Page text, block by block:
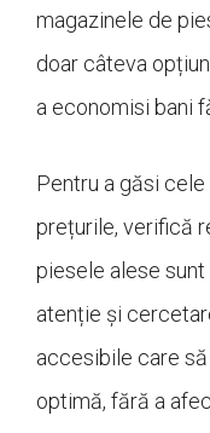
magazinele de
doar câteva
a economisi bani
Pentru a găsi
prețurile, verifică
piesele alese
atenție și
accesibile care
optimă, fără a